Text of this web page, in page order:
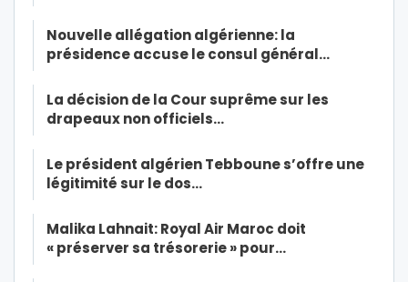
Nouvelle allégation algérienne: la
présidence accuse le consul général…
La décision de la Cour suprême sur les
drapeaux non officiels…
Le président algérien Tebboune s’offre une
légitimité sur le dos…
Malika Lahnait: Royal Air Maroc doit
« préserver sa trésorerie » pour…